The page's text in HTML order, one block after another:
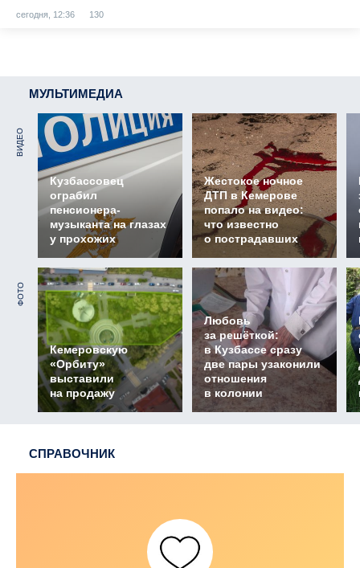
сегодня, 12:36 130
МУЛЬТИМЕДИА
ВИДЕО
Кузбассовец
ограбил
пенсионера-
музыканта на глазах
у прохожих
Жестокое ночное
ДТП в Кемерове
попало на видео:
что известно
о пострадавших
ФОТО
Кемеровскую
«Орбиту»
выставили
на продажу
Любовь
за решёткой:
в Кузбассе сразу
две пары узаконили
отношения
в колонии
СПРАВОЧНИК